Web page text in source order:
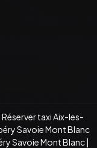
Réserver taxi Aix-les-
Savoie Mont Blanc
Savoie Mont Blanc|